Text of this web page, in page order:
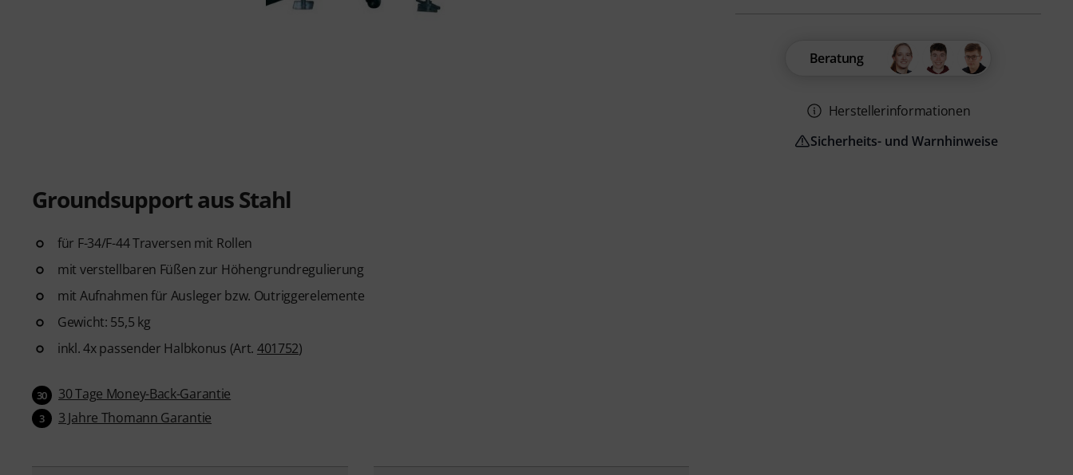
Groundsupport aus Stahl
für F-34/F-44 Traversen mit Rollen
mit verstellbaren Füßen zur Höhengrundregulierung
mit Aufnahmen für Ausleger bzw. Outriggerelemente
Gewicht: 55,5 kg
inkl. 4x passender Halbkonus (Art. 401752)
30 30 Tage Money-Back-Garantie
3 3 Jahre Thomann Garantie
Beratung
Herstellerinformationen
Sicherheits- und Warnhinweise